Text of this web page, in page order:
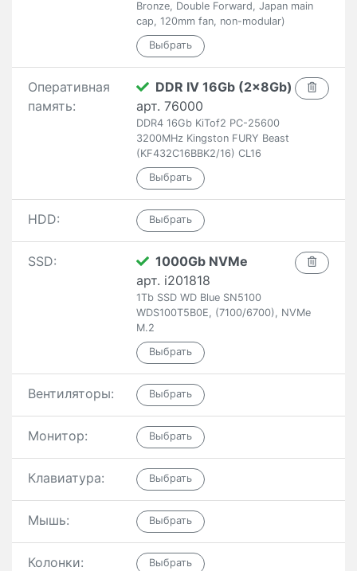
Bronze, Double Forward, Japan main
cap, 120mm fan, non-modular)
Оперативная
память:
DDR IV 16Gb (2x8Gb)
арт. 76000
DDR4 16Gb KiTof2 PC-25600
3200MHz Kingston FURY Beast
(KF432C16BBK2/16) CL16
HDD:
SSD:
1000Gb NVMe
арт. i201818
1Tb SSD WD Blue SN5100
WDS100T5B0E, (7100/6700), NVMe
M.2
Вентиляторы:
Монитор:
Клавиатура:
Мышь:
Колонки: